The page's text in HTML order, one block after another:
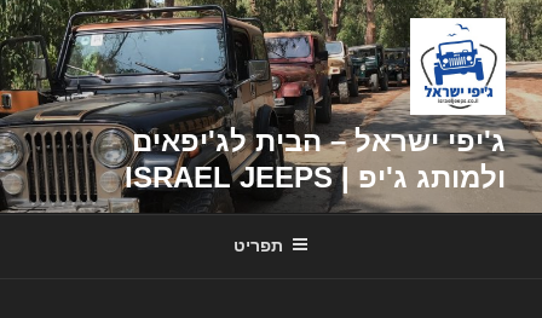
דילוג
לתוכן
ג'יפי ישראל – הבית לג'יפאים
ולמותג ג'יפ | ISRAEL JEEPS
תפריט